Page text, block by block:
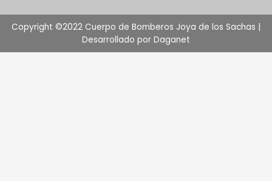
Copyright ©2022 Cuerpo de Bomberos Joya de los Sachas |
Desarrollado por Daganet